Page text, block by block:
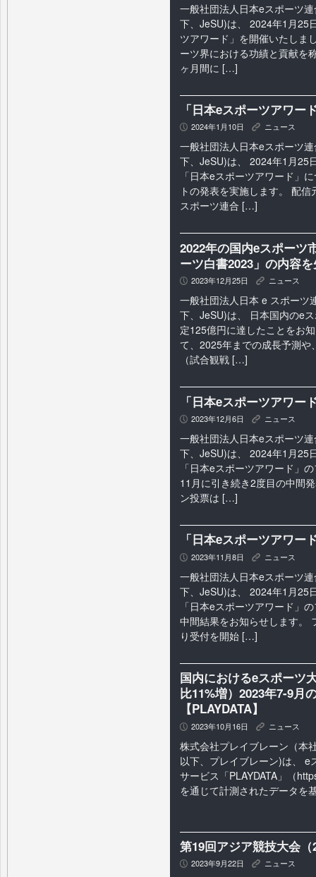
一般社団法人日本eスポーツ
下、JeSU)は、 2024年1月25
ツアワード」を開催いたしま
ーツ界における功績と貢献を
ヶ月間に […]
「日本eスポーツアワー
P 2024年1月10日 K ニュース
一般社団法人日本eスポーツ
下、JeSU)は、 2024年1月25
「日本eスポーツアワード」
トの発表を実施します。 配
スポーツ連合 […]
2022年の国内eスポーツ
ーツ白書2023」の内容
P 2023年12月25日 K ニュース
一般社団法人日本 e スポーツ
下、JeSU)は、 日本国内のe
定125億円に達したことをお
て、2025年までの成長予測や
（試合観戦 […]
「日本eスポーツアワ
P 2023年12月6日 K ニュース
一般社団法人日本eスポーツ
下、JeSU)は、 2024年1月25
「日本eスポーツアワード」
11月に引き続き2度目の中間
ン投票は […]
「日本eスポーツアワ
P 2023年11月8日 K ニュース
一般社団法人日本eスポーツ
下、JeSU)は、 2024年1月25
「日本eスポーツアワード」
中間結果をお知らせします。
り受付を開始 […]
国内におけるeスポーツ
比11%増）2023年7-9月
【PLAYDATA】
P 2023年10月16日 K ニュース
株式会社プレイブレーン（本
以下、プレイブレーン)は、 e
サービス「PLAYDATA」（
を通じて計測されたデータを
第19回アジア競技大会
P 2023年9月22日 K ニュース